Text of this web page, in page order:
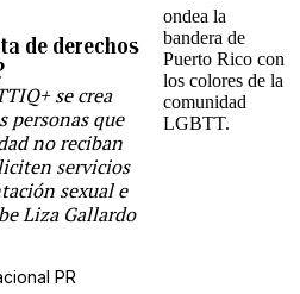
de derechos
se crea
personas que
no reciban
servicios
sexual e
Liza Gallardo
PR